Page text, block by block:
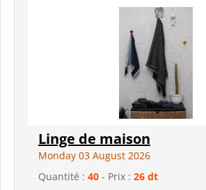
Linge de maison
Monday 03 August 2026
Quantité : 40 - Prix : 26 dt